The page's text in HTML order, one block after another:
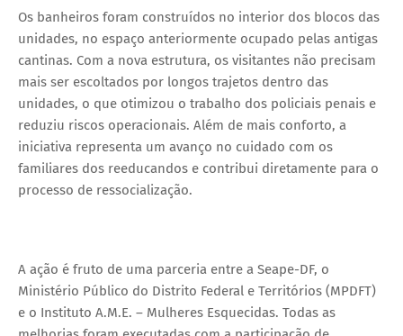
Os banheiros foram construídos no interior dos blocos das
unidades, no espaço anteriormente ocupado pelas antigas
cantinas. Com a nova estrutura, os visitantes não precisam
mais ser escoltados por longos trajetos dentro das
unidades, o que otimizou o trabalho dos policiais penais e
reduziu riscos operacionais. Além de mais conforto, a
iniciativa representa um avanço no cuidado com os
familiares dos reeducandos e contribui diretamente para o
processo de ressocialização.
A ação é fruto de uma parceria entre a Seape-DF, o
Ministério Público do Distrito Federal e Territórios (MPDFT)
e o Instituto A.M.E. – Mulheres Esquecidas. Todas as